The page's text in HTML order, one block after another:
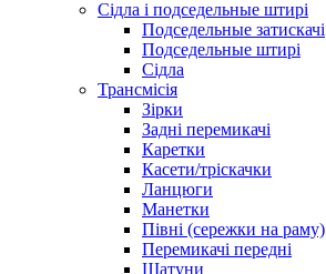
Сідла і подседельные штирі
Подседельные затискачі
Подседельные штирі
Сідла
Трансмісія
Зірки
Задні перемикачі
Каретки
Касети/тріскачки
Ланцюги
Манетки
Півні (сережки на раму)
Перемикачі передні
Шатуни